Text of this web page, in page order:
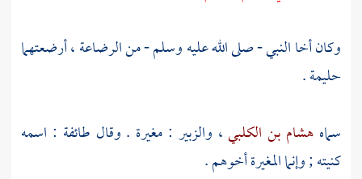
وكان أخا النبي - صلى الله عليه وسلم - من الرضاعة ، أرضعتهما
حليمة.
سماههشام بن الكلبي، والزبير : مغيرة . وقال طائفة : اسمه
كنيته ; وإنماالمغيرةأخوهم .